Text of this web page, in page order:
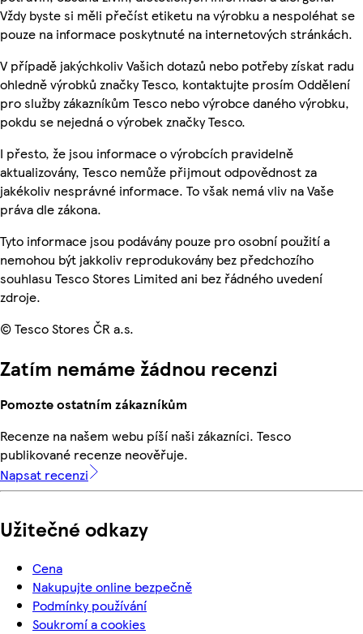
Vždy byste si měli přečíst etiketu na výrobku a nespoléhat se
pouze na informace poskytnuté na internetových stránkách.
V případě jakýchkoliv Vašich dotazů nebo potřeby získat radu
ohledně výrobků značky Tesco, kontaktujte prosím Oddělení
pro služby zákazníkům Tesco nebo výrobce daného výrobku,
pokdu se nejedná o výrobek značky Tesco.
I přesto, že jsou informace o výrobcích pravidelně
aktualizovány, Tesco nemůže přijmout odpovědnost za
jakékoliv nesprávné informace. To však nemá vliv na Vaše
práva dle zákona.
Tyto informace jsou podávány pouze pro osobní použití a
nemohou být jakkoliv reprodukovány bez předchozího
souhlasu Tesco Stores Limited ani bez řádného uvedení
zdroje.
© Tesco Stores ČR a.s.
Zatím nemáme žádnou recenzi
Pomozte ostatním zákazníkům
Recenze na našem webu píší naši zákazníci. Tesco
publikované recenze neověřuje.
Napsat recenzi
Užitečné odkazy
Cena
Nakupujte online bezpečně
Podmínky používání
Soukromí a cookies